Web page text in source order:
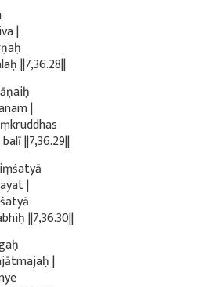
|
||7,36.28||
|
||7,36.29||
|
||7,36.30||
|